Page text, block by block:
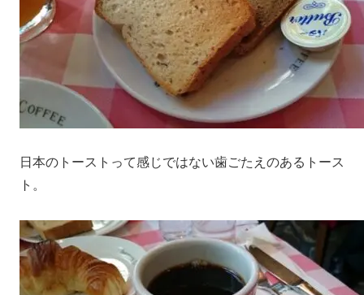
日本のトーストって感じではない歯ごたえのあるトース
ト。